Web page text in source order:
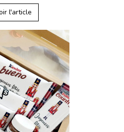
l'article